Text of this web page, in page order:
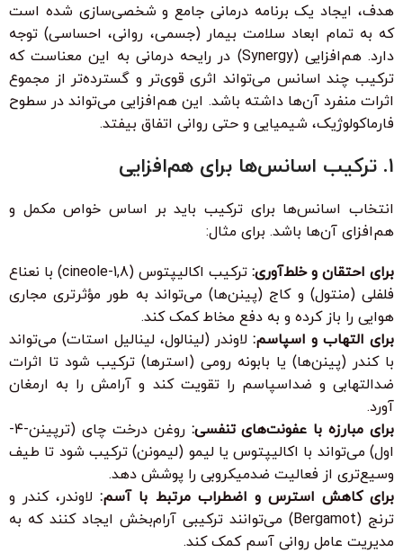
هدف، ایجاد یک برنامه درمانی جامع و شخصی‌سازی شده است
که به تمام ابعاد سلامت بیمار (جسمی، روانی، احساسی) توجه
دارد. هم‌افزایی (Synergy) در رایحه درمانی به این معناست که
ترکیب چند اسانس می‌تواند اثری قوی‌تر و گسترده‌تر از مجموع
اثرات منفرد آن‌ها داشته باشد. این هم‌افزایی می‌تواند در سطوح
فارماکولوژیک، شیمیایی و حتی روانی اتفاق بیفتد.
۱. ترکیب اسانس‌ها برای هم‌افزایی
انتخاب اسانس‌ها برای ترکیب باید بر اساس خواص مکمل و
هم‌افزای آن‌ها باشد. برای مثال:
برای احتقان و خلط‌آوری:
ترکیب اکالیپتوس (1,8-cineole) با نعناع
فلفلی (منتول) و کاج (پینن‌ها) می‌تواند به طور مؤثرتری مجاری
هوایی را باز کرده و به دفع مخاط کمک کند.
برای التهاب و اسپاسم: لاوندر (لینالول، لینالیل استات) می‌تواند
با کندر (پینن‌ها) یا بابونه رومی (استرها) ترکیب شود تا اثرات
ضدالتهابی و ضداسپاسم را تقویت کند و آرامش را به ارمغان
آورد.
برای مبارزه با عفونت‌های تنفسی:
روغن درخت چای (ترپینن-۴-
اول) می‌تواند با اکالیپتوس یا لیمو (لیمونن) ترکیب شود تا طیف
وسیع‌تری از فعالیت ضدمیکروبی را پوشش دهد.
برای کاهش استرس و اضطراب مرتبط با آسم:لاوندر، کندر و
ترنج (Bergamot) می‌توانند ترکیبی آرام‌بخش ایجاد کنند که به
مدیریت عامل روانی آسم کمک کند.